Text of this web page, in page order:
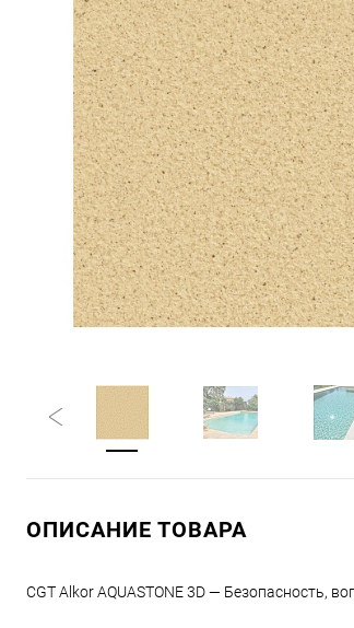
ОПИСАНИЕ ТОВАРА
CGT Alkor AQUASTONE 3D — Безопасность,